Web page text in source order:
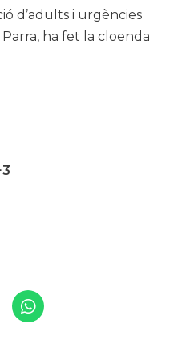
d’adults i urgències
ha fet la cloenda